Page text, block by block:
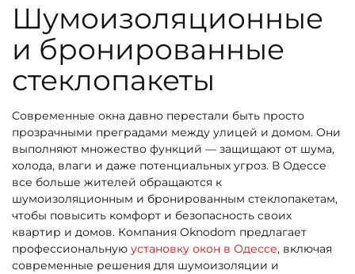
й
Шумоизоляционные
и бронированные
стеклопакеты
Современные окна давно перестали быть просто
прозрачными преградами между улицей и домом. Они
выполняют множество функций — защищают от шума,
холода, влаги и даже потенциальных угроз. В Одессе
все больше жителей обращаются к
шумоизоляционным и бронированным стеклопакетам,
чтобы повысить комфорт и безопасность своих
квартир и домов. Компания Oknodom предлагает
профессиональную установку окон в Одессе, включая
современные решения для шумоизоляции и